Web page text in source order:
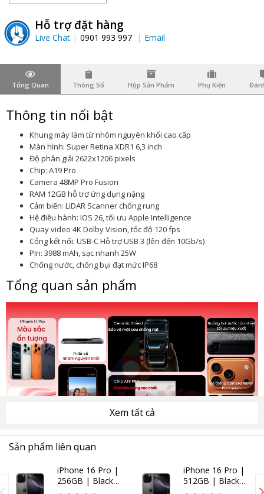
Hỗ trợ đặt hàng
Live Chat 0901 993 997 Email
Tổng Quan Thông Số Hộp Sản Phẩm Phụ Kiện
Thông tin nổi bật
Khung máy làm từ nhôm nguyên khối cao cấp
Màn hình: Super Retina XDR1 6,3 inch
Độ phân giải 2622x1206 pixels
Chip: A19 Pro
Camera 48MP Pro Fusion
RAM 12GB hỗ trợ ứng dụng nặng
Cảm biến: LiDAR Scanner chống rung
Hệ điều hành: IOS 26, tối ưu Apple Intelligence
Quay video 4K Dolby Vision, tốc độ 120 fps
Cổng kết nối: USB-C Hỗ trợ USB 3 (lên đến 10Gb/s)
PIn: 3988 mAh, sạc nhanh 25W
Chống nước, chống bụi đạt mức IP68
Tổng quan sản phẩm
iPhone 17 Pro bền bỉ với thiết kế khung nhôm nguyên
khối
Xem tất cả
Sản phẩm liên quan
iPhone 16 Pro |
256GB | Black
Titanium (Chính
iPhone 16 Pro |
512GB | Black
Titanium (Chính